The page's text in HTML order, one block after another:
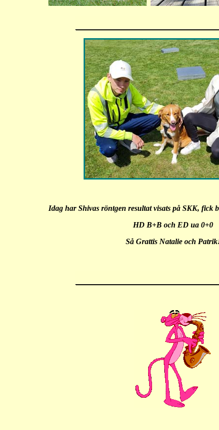
Idag har Shivas röntgen resultat visats på SKK, fick
HD B+B och ED ua 0+0
Så Grattis Natalie och